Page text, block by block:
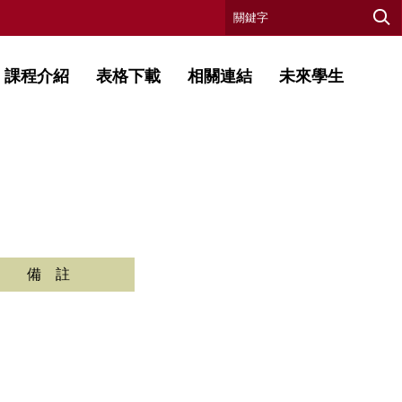
課程介紹 表格下載 相關連結 未來學生
備 註